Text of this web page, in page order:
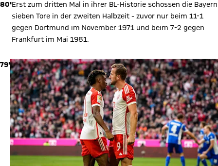
80'Erst zum dritten Mal in ihrer BL-Historie schossen die Bayern
sieben Tore in der zweiten Halbzeit - zuvor nur beim 11-1
gegen Dortmund im November 1971 und beim 7-2 gegen
Frankfurt im Mai 1981.
79'